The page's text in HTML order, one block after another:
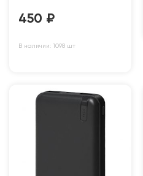
450 ₽
В наличии: 1098 шт